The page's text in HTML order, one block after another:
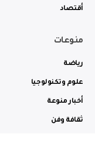
أقتصاد
منوعات
رياضة
علوم وتكنولوجيا
أخبار منوعة
ثقافة وفن